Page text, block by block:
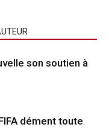
son soutien à
dément toute